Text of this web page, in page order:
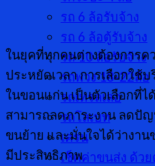
รถ 6 ล้อรับจ้าง
รถ 6 ล้อตู้รับจ้าง
รถ 10 ล้อรับจ้าง
รถพ่วง 18-22ล้อ
รถเทรลเลอ
รถโลเบท
เครน
เช็คค่าขนส่ง ด้วย
ในยุคที่ทุกคนต่างต้องการค
ประหยัดเวลา การเลือกใช้
ในขอนแก่น เป็นตัวเลือกที่ไ
สามารถลดภาระงาน ลดปั
ขนย้าย และมั่นใจได้ว่างาน
มีประสิทธิภาพ